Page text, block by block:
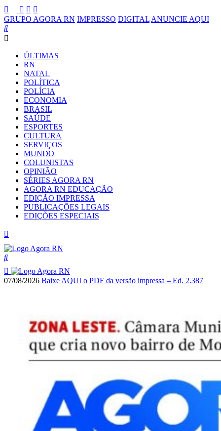
GRUPO AGORA RN IMPRESSO DIGITAL ANUNCIE AQUI
ÚLTIMAS
RN
NATAL
POLÍTICA
POLÍCIA
ECONOMIA
BRASIL
SAÚDE
ESPORTES
CULTURA
SERVIÇOS
MUNDO
COLUNISTAS
OPINIÃO
SÉRIES AGORA RN
AGORA RN EDUCAÇÃO
EDIÇÃO IMPRESSA
PUBLICAÇÕES LEGAIS
EDIÇÕES ESPECIAIS
07/08/2026 Baixe AQUI o PDF da versão impressa – Ed. 2.387